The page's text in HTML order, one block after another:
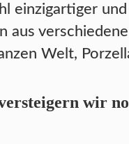
einzigartiger
aus
Welt,
wir